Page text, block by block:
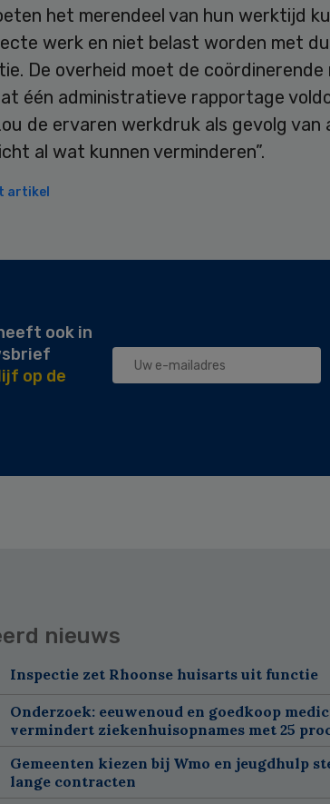
het merendeel van hun werktijd
werk en niet belast worden met
De overheid moet de coördinerende
één administratieve rapportage
de ervaren werkdruk als gevolg
al wat kunnen verminderen”.
artikel
ook in
op de
nieuws
Inspectie zet Rhoonse huisarts uit functie
Onderzoek: eeuwenoud en goedkoop
vermindert ziekenhuisopnames met 25
Gemeenten kiezen bij Wmo en jeugdhulp
lange contracten